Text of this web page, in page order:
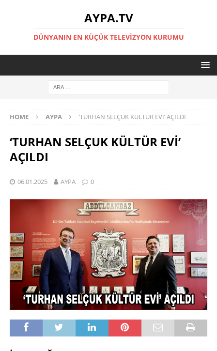
AYPA.TV
DÜNYANIN EN KÜÇÜK TELEVIZYON KURUMU
HOME AYPA ‘TURHAN SELÇUK KÜLTÜR EVİ’ AÇILDI
‘TURHAN SELÇUK KÜLTÜR EVİ’
AÇILDI
06.01.2025 AYPA 0